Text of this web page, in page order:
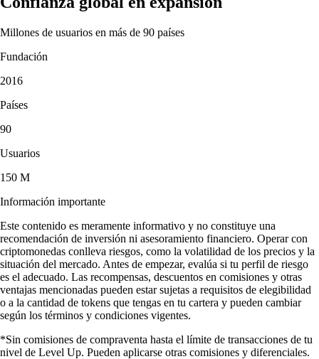
Millones de usuarios en más de 90 países
Fundación
2016
Países
90
Usuarios
150 M
Información importante
Este contenido es meramente informativo y no constituye una
recomendación de inversión ni asesoramiento financiero. Operar con
criptomonedas conlleva riesgos, como la volatilidad de los precios y la
situación del mercado. Antes de empezar, evalúa si tu perfil de riesgo
es el adecuado. Las recompensas, descuentos en comisiones y otras
ventajas mencionadas pueden estar sujetas a requisitos de elegibilidad
o a la cantidad de tokens que tengas en tu cartera y pueden cambiar
según los términos y condiciones vigentes.
*Sin comisiones de compraventa hasta el límite de transacciones de tu
nivel de Level Up. Pueden aplicarse otras comisiones y diferenciales.